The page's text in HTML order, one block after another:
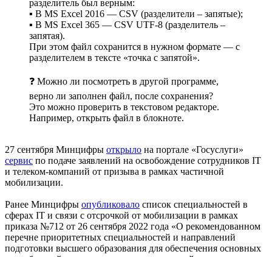
разделитель был верным:
▪️ В MS Excel 2016 — CSV (разделители – запятые);
▪️ В MS Excel 365 — CSV UTF-8 (разделитель –
запятая).
При этом файл сохранится в нужном формате — с
разделителем в тексте «точка с запятой».
❓ Можно ли посмотреть в другой программе,
верно ли заполнен файл, после сохранения?
Это можно проверить в текстовом редакторе.
Например, открыть файл в блокноте.
27 сентября Минцифры открыло на портале «Госуслуги»
сервис по подаче заявлений на освобождение сотрудников IT
и телеком-компаний от призыва в рамках частичной
мобилизации.
Ранее Минцифры опубликовало список специальностей в
сферах IT и связи с отсрочкой от мобилизации в рамках
приказа №712 от 26 сентября 2022 года «О рекомендованном
перечне приоритетных специальностей и направлений
подготовки высшего образования для обеспечения основных